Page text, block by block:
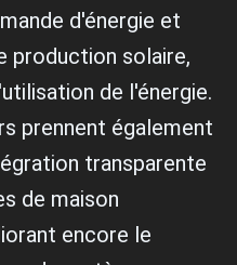
d'énergie et
production solaire,
de l'énergie.
prennent également
transparente
de maison
encore le